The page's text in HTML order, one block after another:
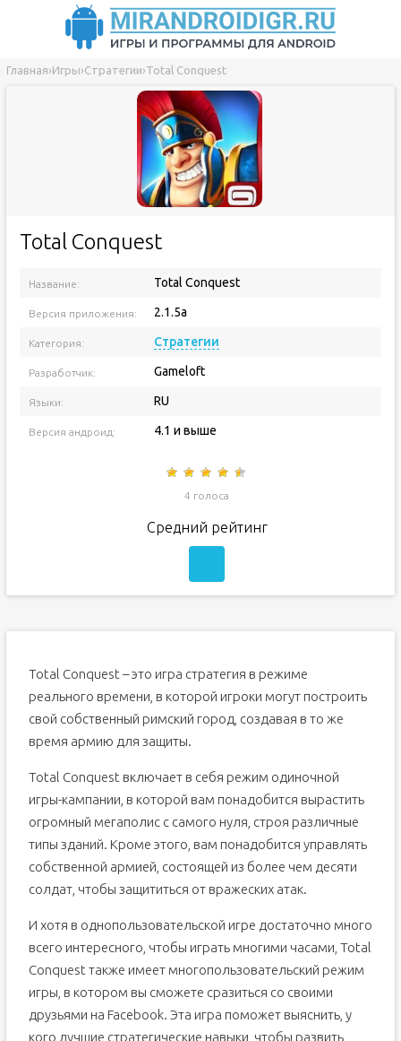
Главная›Игры›Стратегии›Total Conquest
Total Conquest
Название: Total Conquest
Версия приложения: 2.1.5a
Категория: Стратегии
Разработчик: Gameloft
Языки: RU
Версия андроид: 4.1 и выше
4 голоса
Средний рейтинг
Total Conquest – это игра стратегия в режиме
реального времени, в которой игроки могут построить
свой собственный римский город, создавая в то же
время армию для защиты.
Total Conquest включает в себя режим одиночной
игры-кампании, в которой вам понадобится вырастить
огромный мегаполис с самого нуля, строя различные
типы зданий. Кроме этого, вам понадобится управлять
собственной армией, состоящей из более чем десяти
солдат, чтобы защититься от вражеских атак.
И хотя в однопользовательской игре достаточно много
всего интересного, чтобы играть многими часами, Total
Conquest также имеет многопользовательский режим
игры, в котором вы сможете сразиться со своими
друзьями на Facebook. Эта игра поможет выяснить, у
кого лучшие стратегические навыки, чтобы развить